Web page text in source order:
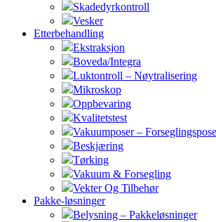
Skadedyrkontroll
Vesker
Etterbehandling
Ekstraksjon
Boveda/Integra
Luktontroll – Nøytralisering
Mikroskop
Oppbevaring
Kvalitetstest
Vakuumposer –
Beskjæring
Tørking
Vakuum & Forsegling
Vekter Og Tilbehør
Pakke-løsninger
Belysning – Pakkeløsninger